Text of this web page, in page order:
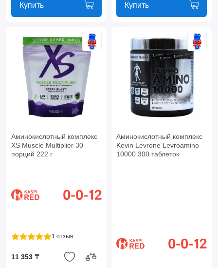
Купить Купить
Аминокислотный комплекс
XS Muscle Multiplier 30
порций 222 г
1 отзыв
11 353 ₸
Аминокислотный комплекс
Kevin Levrone Levroamino
10000 300 таблеток